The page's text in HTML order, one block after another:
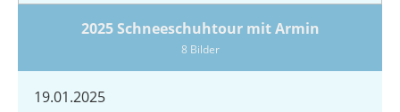
2025 Schneeschuhtour mit Armin
8 Bilder
19.01.2025